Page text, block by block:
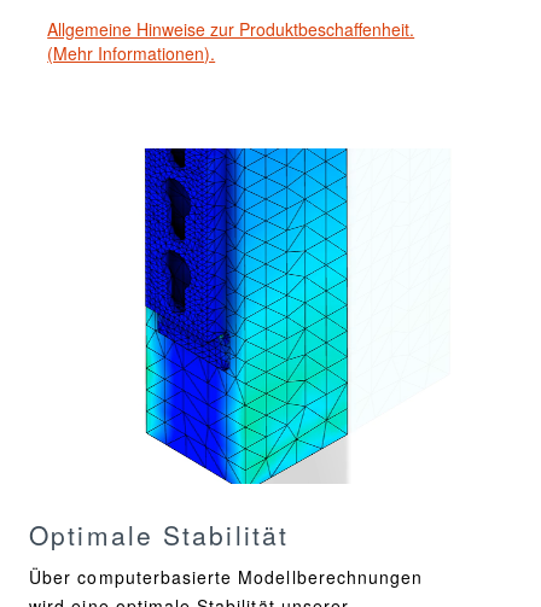
Allgemeine Hinweise zur Produktbeschaffenheit.
(Mehr Informationen).
Optimale Stabilität
Über computerbasierte Modellberechnungen